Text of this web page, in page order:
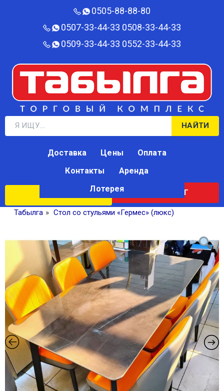
0505-88-88-80‬
0507-33-44-33 0508-33-44-33
0509-33-44-33 0552-33-44-33
НАЙТИ
КАТАЛОГ
Доставка Цены
Оплата
Контакты
Аренда
Лотерея
Табылга » Стол со стульями «Гермес» (люкс)